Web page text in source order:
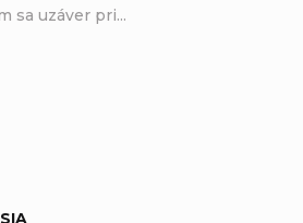
sa uzáver pri...